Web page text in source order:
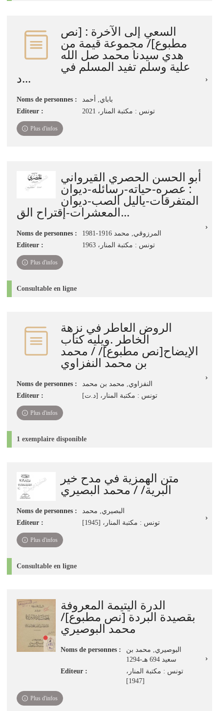
السعي إلى الآخرة : ‏[نص
مطبوع]‏‏/ ‏مجموعة قيمة من
هدي سيدنا محمد صل الله
علية وسلم تفيد المسلم في
د...
Noms de personnes :
باباي, أحمد
Editeur :
تونس : مكتبة المنار‏، ‏2021
Plus d'infos
أبو الحسن الحصري القيرواني
: عصره-حياته-رسائله-ديوان
المتفرقات-ياليل الصب-ديوان
المعشرات-إقتراح الق...
Noms de personnes :
المرزوقي, محمد 1916-1981
Editeur :
تونس : مكتبة المنار، 1963
Plus d'infos
Consultable en ligne
الروض العاطر في نزهة
الخاطر .ويليه كتاب
الإيضاح[نص مطبوع]/ / محمد
بن محمد النفزاوي
Noms de personnes :
النفزاوي, محمد بن محمد
Editeur :
تونس : مكتبة المنار، [د.ت]
Plus d'infos
1 exemplaire disponible
متن الهمزية في مدح خير
البرية/ / محمد البصيري
Noms de personnes :
البصيري, محمد
Editeur :
تونس : مكتبة المنار، [1945]
Plus d'infos
Consultable en ligne
الدرة اليتيمة المعروفة
بقصيدة البردة [نص مطبوع]/
محمد البوصيري
Noms de personnes :
البوصيري, محمد بن
سعيد‏ ‏694 هـ-1294‏
Editeur :
تونس : مكتبة المنار‏،
‏[1947]‏
Plus d'infos